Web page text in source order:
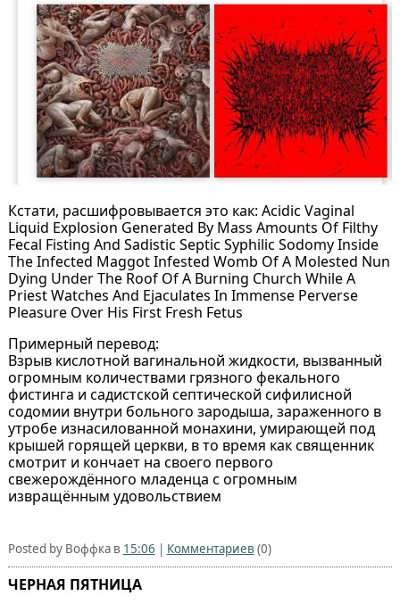
Кстати, расшифровывается это как: Acidic Vaginal
Liquid Explosion Generated By Mass Amounts Of Filthy
Fecal Fisting And Sadistic Septic Syphilic Sodomy Inside
The Infected Maggot Infested Womb Of A Molested Nun
Dying Under The Roof Of A Burning Church While A
Priest Watches And Ejaculates In Immense Perverse
Pleasure Over His First Fresh Fetus
Примерный перевод:
Взрыв кислотной вагинальной жидкости, вызванный
огромным количествами грязного фекального
фистинга и садистской септической сифилисной
содомии внутри больного зародыша, зараженного в
утробе изнасилованной монахини, умирающей под
крышей горящей церкви, в то время как священник
смотрит и кончает на своего первого
свежерождённого младенца с огромным
извращённым удовольствием
Posted by Воффка в 15:06 | Комментариев (0)
ЧЕРНАЯ ПЯТНИЦА